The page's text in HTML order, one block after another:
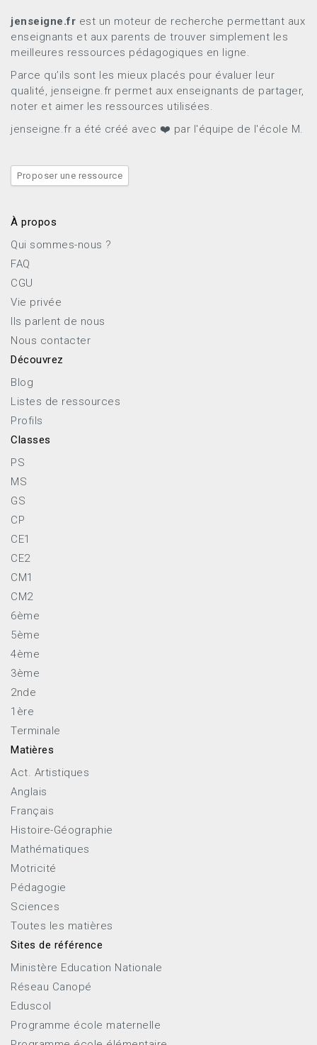
jenseigne.fr est un moteur de recherche permettant aux
enseignants et aux parents de trouver simplement les
meilleures ressources pédagogiques en ligne.
Parce qu’ils sont les mieux placés pour évaluer leur
qualité, jenseigne.fr permet aux enseignants de partager,
noter et aimer les ressources utilisées.
jenseigne.fr a été créé avec ❤️ par l'équipe de l'école M.
Proposer une ressource
À propos
Qui sommes-nous ?
FAQ
CGU
Vie privée
Ils parlent de nous
Nous contacter
Découvrez
Blog
Listes de ressources
Profils
Classes
PS
MS
GS
CP
CE1
CE2
CM1
CM2
6ème
5ème
4ème
3ème
2nde
1ère
Terminale
Matières
Act. Artistiques
Anglais
Français
Histoire-Géographie
Mathématiques
Motricité
Pédagogie
Sciences
Toutes les matières
Sites de référence
Ministère Education Nationale
Réseau Canopé
Eduscol
Programme école maternelle